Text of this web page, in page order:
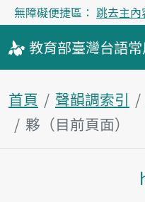
無障礙便捷區： 跳去主內
教育部臺灣台語
首頁 聲韻調索引
夥（目前頁面）